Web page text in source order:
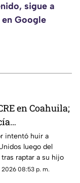
sigue a
Google
en Coahuila;
atacó a
de su
mexicana
que le
intentó huir a
luego del
raptar a su hijo
2026 08:53 p. m.